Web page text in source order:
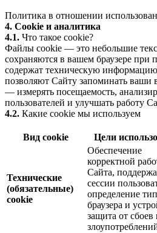
Политика в отношении
4. Cookie и аналитика
4.1. Что такое cookie?
Файлы cookie — это небольшие
сохраняются в вашем браузере при
содержат техническую
позволяют Сайту запоминать ваши
— измерять посещаемость,
пользователей и улучшать работу
4.2. Какие cookie мы используем
Вид cookie Цели
Технические
(обязательные)
cookie
Обеспечение
корректной
Сайта,
сессии
определение
браузера и
защита от сбоев